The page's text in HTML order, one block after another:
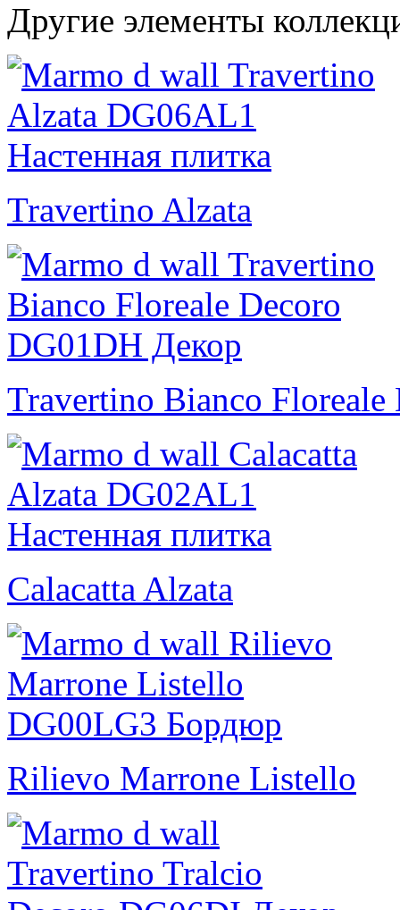
Другие элементы
Travertino Alzata
Travertino Bianco Floreale
Calacatta Alzata
Rilievo Marrone Listello